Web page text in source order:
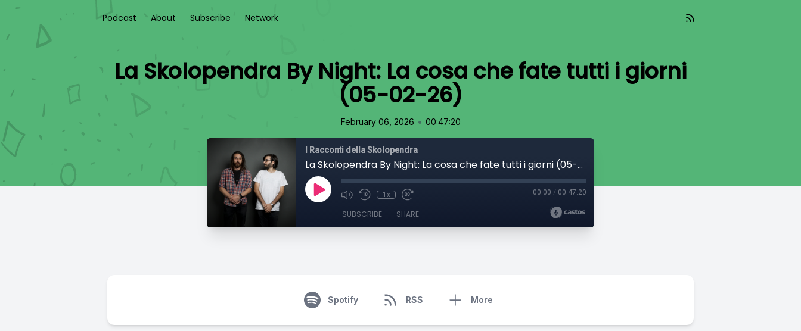
Podcast About Subscribe Network
La Skolopendra By Night: La cosa che fate tutti i giorni
(05-02-26)
February 06, 2026 • 00:47:20
I Racconti della Skolopendra
La Skolopendra By Night: La cosa che fate tutti i giorni (05-02-26)
1x 00:00 / 00:47:20
SUBSCRIBE SHARE
Spotify RSS More